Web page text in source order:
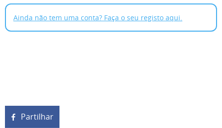
Ainda não tem uma conta? Faça o seu registo aqui.
Partilhar